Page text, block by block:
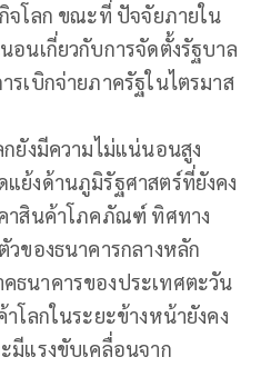
จโลก ขณะที่ ปัจจัยภายใน
อนเกี่ยวกับการจัดตั้งรัฐบาล
รเบิกจ่ายภาครัฐในไตรมาส
ยังมีความไม่แน่นอนสูง
ย้งด้านภูมิรัฐศาสตร์ที่ยังคง
าสินค้าโภคภัณฑ์ ทิศทาง
วของธนาคารกลางหลัก
นาคารของประเทศตะวัน
โลกในระยะข้างหน้ายังคง
มีแรงขับเคลื่อนจาก